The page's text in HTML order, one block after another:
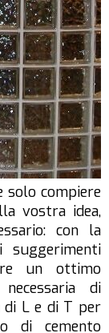
solo compiere
vostra idea,
con la
un ottimo
di
di L e di T per
di cemento